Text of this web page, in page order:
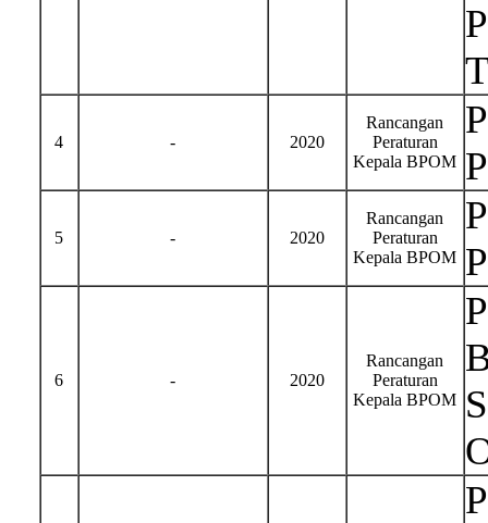
4 - 2020
Rancangan
Peraturan
Kepala BPOM
5 - 2020
Rancangan
Peraturan
Kepala BPOM
6 - 2020
Rancangan
Peraturan
Kepala BPOM